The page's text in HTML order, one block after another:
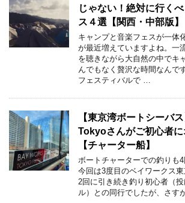
じゃない！絶対に行く
ス４選【関西・中部版】
キャンプと音楽フェスが一体
が最近増えていますよね。一
を聴きながら大自然の中でキ
んでもなく贅沢な時間なんで
フェスティバルで …
【東京湾ボートシーバ
Tokyoさんがご初心者
【チャーター船】
ボートチャーターでの釣りも4
今回は3度目のベイワークス
2回に引き続き釣り初心者（
ル）との同行でしたが、さす